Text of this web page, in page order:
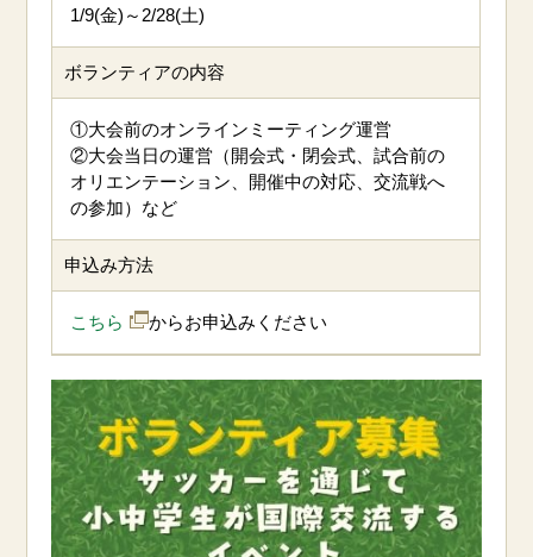
1/9(金)～2/28(土)
ボランティアの内容
①大会前のオンラインミーティング運営
②大会当日の運営（開会式・閉会式、試合前の
オリエンテーション、開催中の対応、交流戦へ
の参加）など
申込み方法
こちら からお申込みください